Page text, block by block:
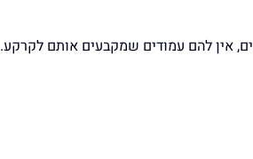
אין להם עמודים שמקבעים אותם לקרקע.